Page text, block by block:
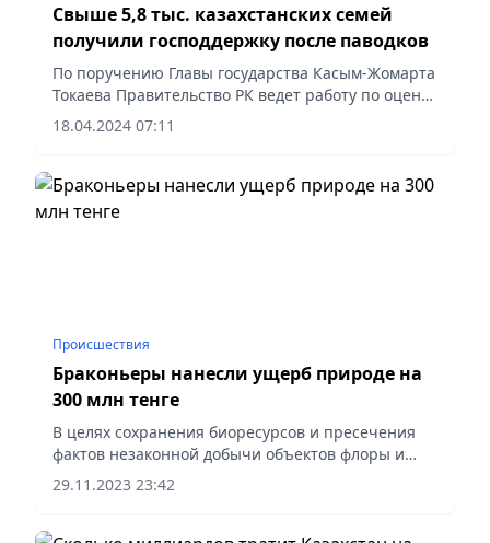
Свыше 5,8 тыс. казахстанских семей
получили господдержку после паводков
По поручению Главы государства Касым-Жомарта
Токаева Правительство РК ведет работу по оценке
и возмещению ущерба гражданам,
пострадавшим в результате аномальных
18.04.2024 07:11
Происшествия
Браконьеры нанесли ущерб природе на
300 млн тенге
В целях сохранения биоресурсов и пресечения
фактов незаконной добычи объектов флоры и
фауны МВД проведено ежегодное оперативно-
профилактическое мероприятие «Браконьер»,
29.11.2023 23:42